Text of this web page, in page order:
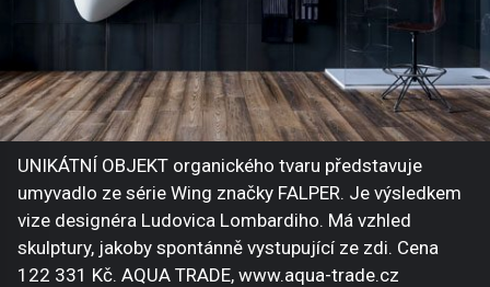
UNIKÁTNÍ OBJEKT organického tvaru představuje
umyvadlo ze série Wing značky FALPER. Je výsledkem
vize designéra Ludovica Lombardiho. Má vzhled
skulptury, jakoby spontánně vystupující ze zdi. Cena
122 331 Kč. AQUA TRADE, www.aqua-trade.cz